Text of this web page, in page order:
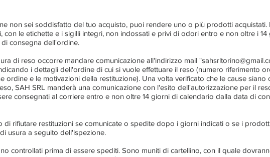
non sei soddisfatto del tuo acquisto, puoi rendere uno o più prodotti
con le etichette e i sigilli integri, non indossati e privi di odori entro e non oltre i 14
consegna dell'ordine.
di reso occorre mandare comunicazione all'indirizzo mail "
i dettagli dell'ordine di cui si vuole effettuare il reso (numero riferimento
ordine e le motivazioni della restituzione). Una volta verificato che le cause siano
SAH SRL manderà una comunicazione con l'esito dell'autorizzazione per il
consegnati al corriere entro e non oltre 14 giorni di calendario dalla data di
di rifiutare restituzioni se comunicate o spedite dopo i giorni indicati o se i
usura a seguito dell'ispezione.
controllati prima di essere spediti. Sono muniti di cartellino, con il quale